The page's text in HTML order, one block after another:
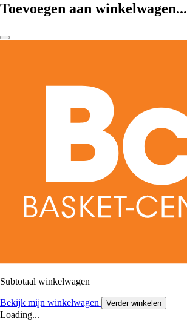
Toevoegen aan winkelwagen...
Subtotaal winkelwagen
Bekijk mijn winkelwagen Verder winkelen
Loading...